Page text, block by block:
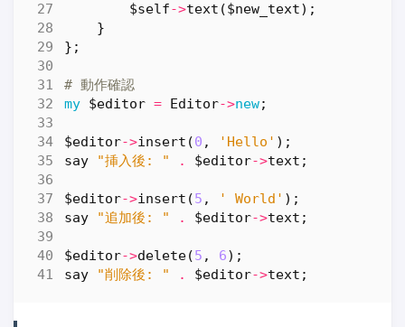
$self->text ($new_text);
}
};
# 動作確認
my $editor = Editor->new;
$editor->insert (0 , 'Hello' );
say
"挿入後: " . $editor->text ;
$editor->insert (5 , ' World' );
say
"追加後: " . $editor->text ;
$editor->delete(5 , 6);
say
"削除後: " . $editor->text ;